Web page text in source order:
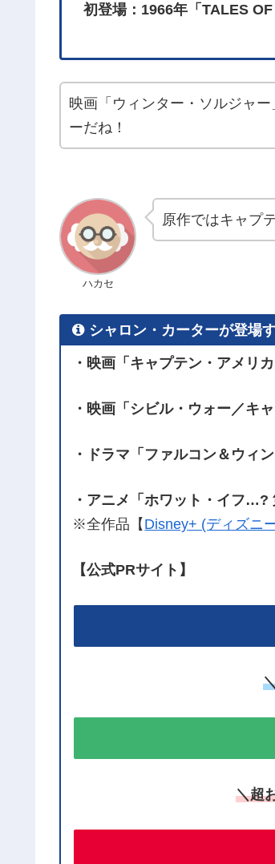
初登場：1966年「TALES
映画「ウィンター・ソルジャ
ーだね！
ハカセ
原作ではキャプ
シャロン・カーターが登場
・映画「キャプテン・アメリ
・映画「シビル・ウォー／キ
・ドラマ「ファルコン＆ウィ
・アニメ「ホワット・イフ…?
※全作品【 Disney+ (ディズニ
【公式PRサイト】
＼超